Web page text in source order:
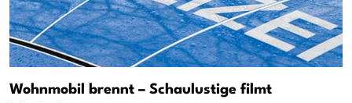
Wohnmobil brennt – Schaulustige filmt